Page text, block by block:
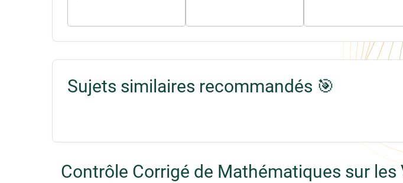
Sujets similaires recommandés 🎯
Contrôle Corrigé de Mathématiques sur les